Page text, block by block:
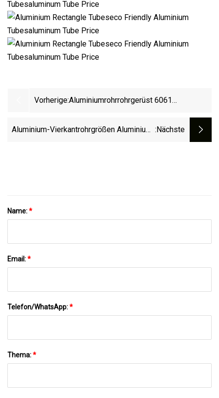
Vorherige:Aluminiumrohrrohrgerüst 6061
Lieferanten
Aluminium-Vierkantrohrgrößen Aluminium- :nächste
Name:*
Email:*
Telefon/WhatsApp:*
Thema:*